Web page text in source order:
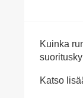
Kuinka
Katso